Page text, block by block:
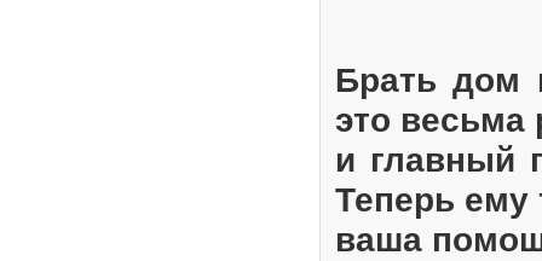
Брать дом
это весьма
и главный
Теперь ему
ваша